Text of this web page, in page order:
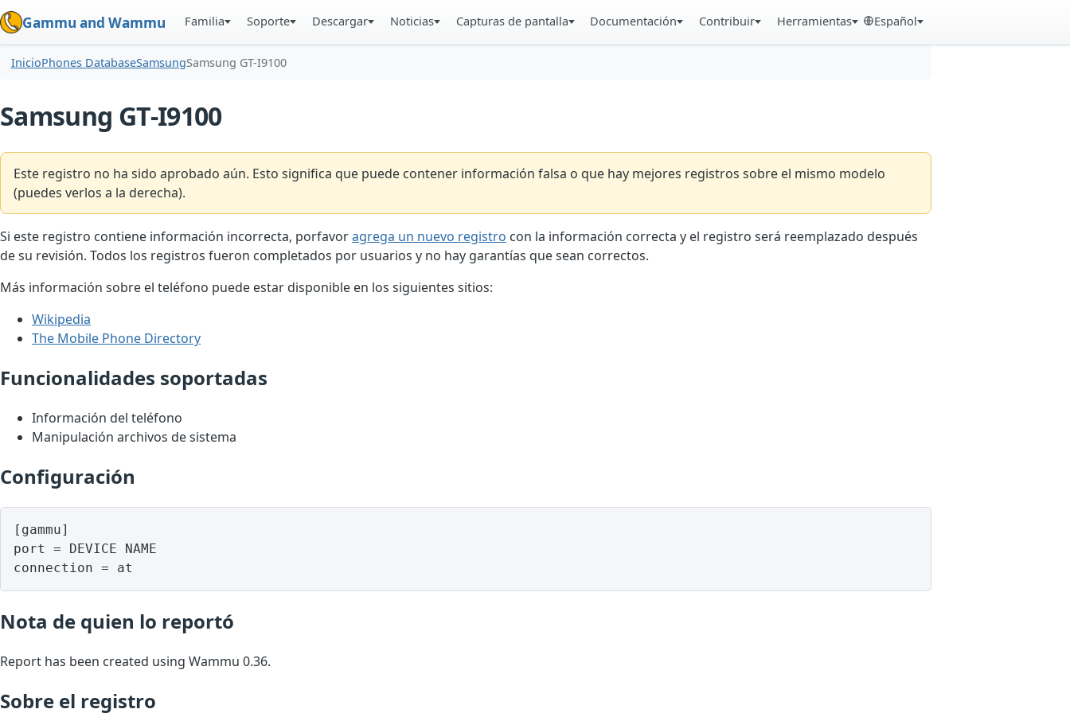
Gammu and Wammu Familia Soporte Descargar Noticias Capturas de pantalla Documentación Contribuir Herramientas Español
InicioPhones DatabaseSamsungSamsung GT-I9100
Samsung GT-I9100
Este registro no ha sido aprobado aún. Esto significa que puede contener información falsa o que hay mejores registros sobre el mismo modelo
(puedes verlos a la derecha).
Si este registro contiene información incorrecta, porfavoragrega un nuevo registro con la información correcta y el registro será reemplazado después
de su revisión. Todos los registros fueron completados por usuarios y no hay garantías que sean correctos.
Más información sobre el teléfono puede estar disponible en los siguientes sitios:
Wikipedia
The Mobile Phone Directory
Funcionalidades soportadas
Información del teléfono
Manipulación archivos de sistema
Configuración
[gammu]
port = DEVICE NAME
Nota de quien lo reportó
Report has been created using Wammu 0.36.
Sobre el registro